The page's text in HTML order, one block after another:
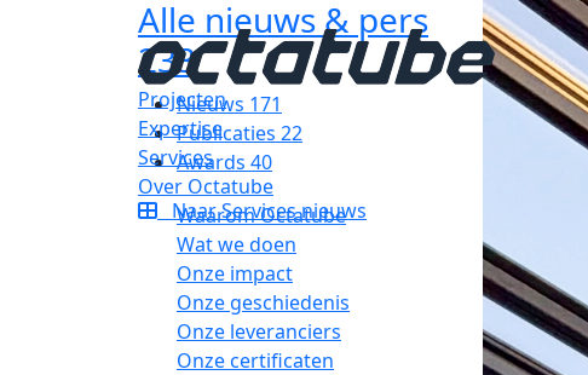
Projecten
Expertise
Services
Over Octatube
Waarom Octatube
Wat we doen
Onze impact
Onze geschiedenis
Onze leveranciers
Onze certificaten
Alle nieuws & pers
233
Nieuws 171
Publicaties 22
Awards 40
Naar Services nieuws